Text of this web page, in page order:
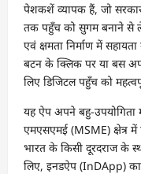
पेशकशें व्यापक हैं, जो
तक पहुँच को सुगम बनाने से
एवं क्षमता निर्माण में
बटन के क्लिक पर या बस
लिए डिजिटल पहुँच को
यह ऐप अपने बहु-
एमएसएमई (MSME) क्षेत्र
भारत के किसी दूरदराज के
लिए, इनडऐप (InDApp) का